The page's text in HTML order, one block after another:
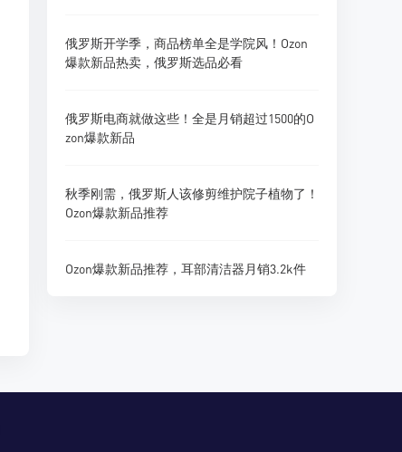
俄罗斯开学季，商品榜单全是学院风！Ozon
爆款新品热卖，俄罗斯选品必看
俄罗斯电商就做这些！全是月销超过1500的O
zon爆款新品
秋季刚需，俄罗斯人该修剪维护院子植物了！
Ozon爆款新品推荐
Ozon爆款新品推荐，耳部清洁器月销3.2k件